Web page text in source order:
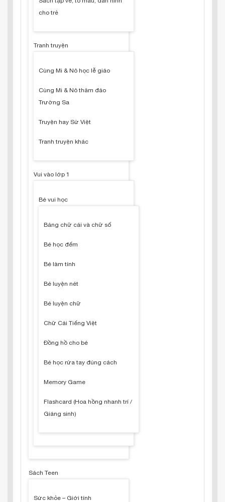
cho trẻ
Tranh truyện
Cùng Mi & Nô học lễ giáo
Cùng Mi & Nô thăm đảo
Trường Sa
Truyện hay Sử Việt
Tranh truyện khác
Vui vào lớp 1
Bé vui học
Bảng chữ cái và chữ số
Bé học đếm
Bé làm tính
Bé luyện nét
Bé luyện chữ
Chữ Cái Tiếng Việt
Đồng hồ cho bé
Bé học rửa tay đúng cách
Memory Game
Flashcard (Hoa hồng nhanh trí /
Giáng sinh)
Sách Teen
Sức khỏe – Giới tính